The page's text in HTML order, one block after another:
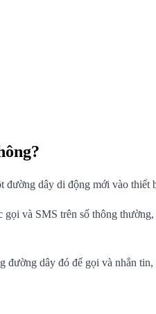
dây di động mới vào
và SMS trên số thông
dây đó để gọi và nhắn